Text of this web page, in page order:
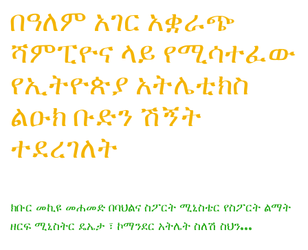
በዓለም አገር አቋራጭ
ሻምፒዮና ላይ የሚሳተፈው
የኢትዮጵያ አትሌቲክስ
ልዑክ ቡድን ሽኝት
ተደረገለት
ክቡር መኪዩ መሐመድ በባህልና ስፖርት ሚኒስቴር የስፖርት ልማት
ዘርፍ ሚኒስትር ዴኤታ ፣ ኮማንደር አትሌት ስለሽ ስህን...